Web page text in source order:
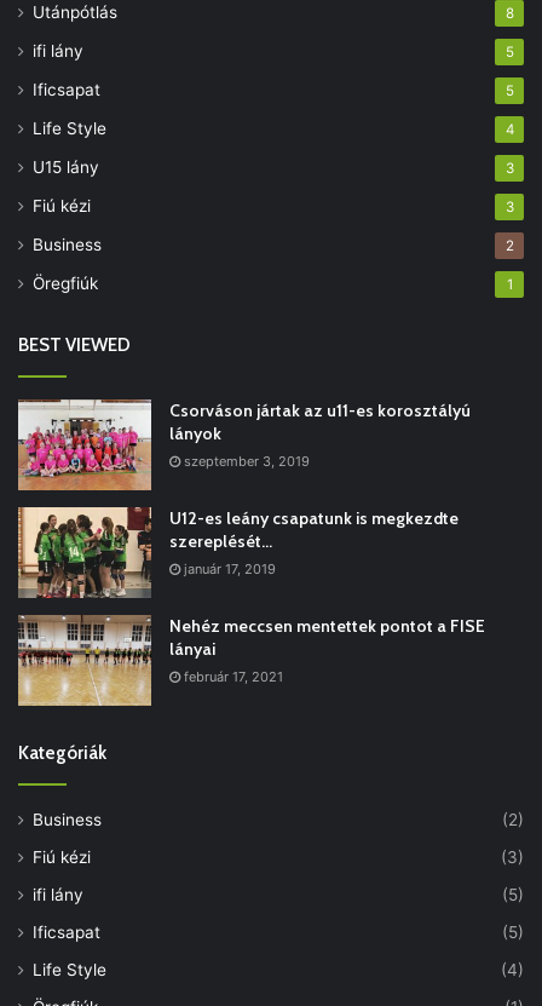
Utánpótlás 8
ifi lány 5
Ificsapat 5
Life Style 4
U15 lány 3
Fiú kézi 3
Business 2
Öregfiúk 1
BEST VIEWED
Csorváson jártak az u11-es korosztályú
lányok
szeptember 3, 2019
U12-es leány csapatunk is megkezdte
szereplését…
január 17, 2019
Nehéz meccsen mentettek pontot a FISE
lányai
február 17, 2021
Kategóriák
Business
(2)
Fiú kézi
(3)
ifi lány
(5)
Ificsapat
(5)
Life Style
(4)